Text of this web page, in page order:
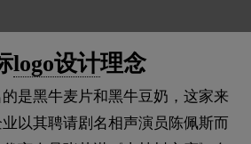
logo设计理念
是黑牛麦片和黑牛豆奶，这家来
以其聘请剧名相声演员陈佩斯而